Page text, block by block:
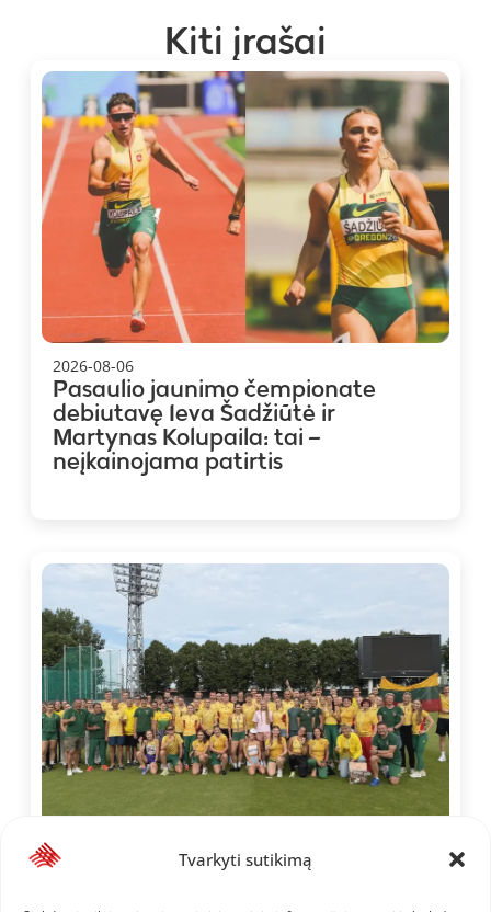
Tvarkyti sutikimą
Kiti įrašai
2026-08-06
Pasaulio jaunimo čempionate
debiutavę Ieva Šadžiūtė ir
Martynas Kolupaila: tai –
neįkainojama patirtis
2026-08-02
sidabras